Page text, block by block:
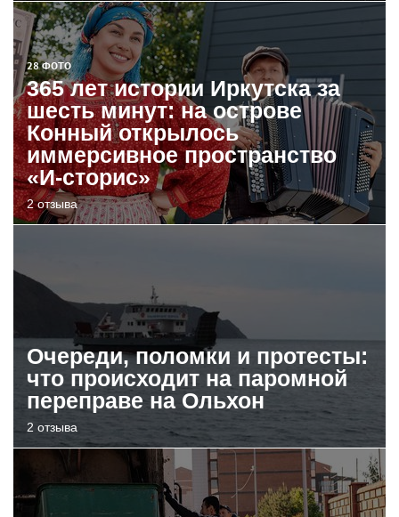
28 ФОТО
365 лет истории Иркутска за
шесть минут: на острове
Конный открылось
иммерсивное пространство
«И-сторис»
2 отзыва
Очереди, поломки и протесты:
что происходит на паромной
переправе на Ольхон
2 отзыва